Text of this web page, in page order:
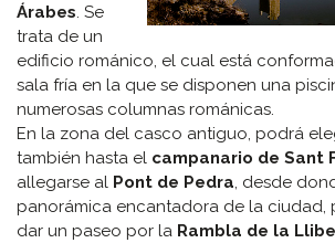
Árabes. Se
trata de un
edificio románico, el cual está
sala fría en la que se disponen una
numerosas columnas románicas.
En la zona del casco antiguo, podrá
también hasta el campanario de Sant
allegarse al Pont de Pedra, desde
panorámica encantadora de la ciudad,
dar un paseo por la Rambla de la